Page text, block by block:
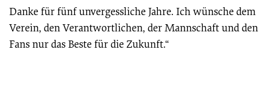
Danke für fünf unvergessliche Jahre. Ich wünsche dem
Verein, den Verantwortlichen, der Mannschaft und den
Fans nur das Beste für die Zukunft.“